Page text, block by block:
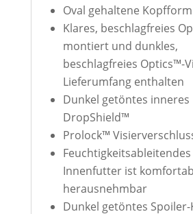
Oval gehaltene Kopfform
Klares, beschlagfreies
montiert und dunkles,
beschlagfreies Optics™-
Lieferumfang enthalten
Dunkel getöntes inneres
DropShield™
Prolock™
Innenfutter ist
herausnehmbar
Dunkel getöntes Spoiler-